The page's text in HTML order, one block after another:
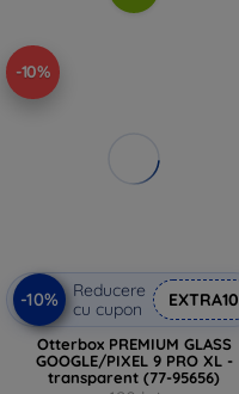
-10%
-10%
Reducere
cu cupon
EXTRA10
Otterbox PREMIUM GLASS
GOOGLE/PIXEL 9 PRO XL -
transparent (77-95656)